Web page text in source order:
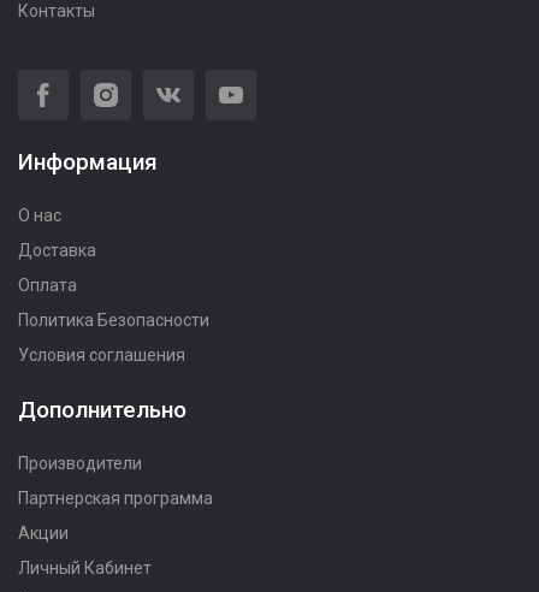
Контакты
Информация
О нас
Доставка
Оплата
Политика Безопасности
Условия соглашения
Дополнительно
Производители
Партнерская программа
Акции
Личный Кабинет